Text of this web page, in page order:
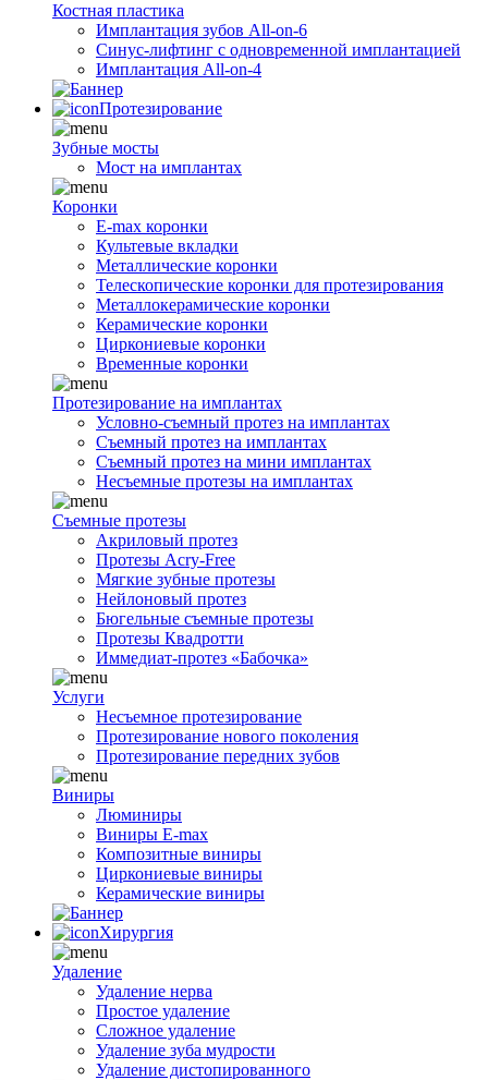
Костная пластика
Имплантация зубов All-on-6
Синус-лифтинг с одновременной имплантацией
Имплантация All-on-4
Протезирование
Зубные мосты
Мост на имплантах
Коронки
E-max коронки
Культевые вкладки
Металлические коронки
Телескопические коронки для протезирования
Металлокерамические коронки
Керамические коронки
Циркониевые коронки
Временные коронки
Протезирование на имплантах
Условно-съемный протез на имплантах
Съемный протез на имплантах
Съемный протез на мини имплантах
Несъемные протезы на имплантах
Съемные протезы
Акриловый протез
Протезы Acry-Free
Мягкие зубные протезы
Нейлоновый протез
Бюгельные съемные протезы
Протезы Квадротти
Иммедиат-протез «Бабочка»
Услуги
Несъемное протезирование
Протезирование нового поколения
Протезирование передних зубов
Виниры
Люминиры
Виниры E-max
Композитные виниры
Циркониевые виниры
Керамические виниры
Хирургия
Удаление
Удаление нерва
Простое удаление
Сложное удаление
Удаление зуба мудрости
Удаление дистопированного